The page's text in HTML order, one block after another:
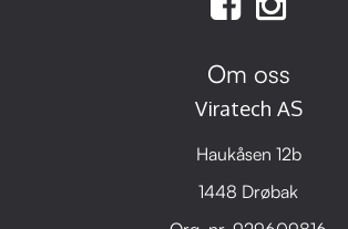
Om oss
Viratech AS
Haukåsen 12b
1448 Drøbak